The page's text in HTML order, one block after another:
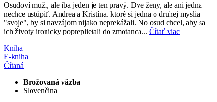
Osudoví muži, ale iba jeden je ten pravý. Dve ženy, ale ani jedna
nechce ustúpiť. Andrea a Kristína, ktoré si jedna o druhej myslia
"svoje", by si navzájom nijako neprekážali. No osud chcel, aby sa
ich životy ironicky popreplietali do zmotanca... Čítať viac
Kniha
E-kniha
Čítaná
Brožovaná väzba
Slovenčina